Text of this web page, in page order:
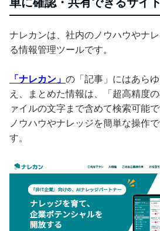
ナレカンは、社内のノウハウやナ
る情報管理ツールです。
「ナレカン」 の「記事」にはあら
え、まとめた情報は、「超高精度
ァイルの文字まで含めて検索可能
ノウハウやナレッジを簡単な操作
す。